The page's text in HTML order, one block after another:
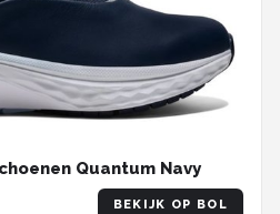
Quantum Navy
BEKIJK OP BOL